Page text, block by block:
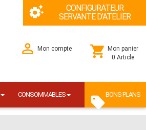
CONFIGURATEUR
SERVANTE D'ATELIER
Mon compte
Mon panier
0 Article
CONSOMMABLES BONS PLANS